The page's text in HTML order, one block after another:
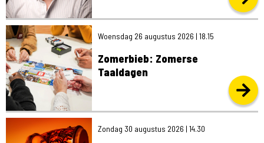
2026 | 18.15 Woensdag 26 augustus 2026 | 18.15
Zomerbieb: Zomerse
Taaldagen
Zondag 30 augustus 2026 | 14.30